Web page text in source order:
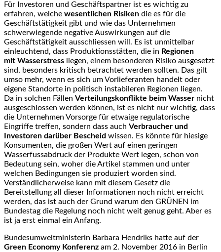
Für Investoren und Geschäftspartner ist es wichtig zu
erfahren, welche wesentlichen Risiken die es für die
Geschäftstätigkeit gibt und wie das Unternehmen
schwerwiegende negative Auswirkungen auf die
Geschäftstätigkeit ausschliessen will. Es ist unmittelbar
einleuchtend, dass Produktionsstätten, die in Regionen
mit Wasserstress liegen, einem besonderen Risiko ausgesetzt
sind, besonders kritisch betrachtet werden sollten. Das gilt
umso mehr, wenn es sich um Vorlieferanten handelt oder
eigene Standorte in politisch instabileren Regionen liegen.
Da in solchen Fällen Verteilungskonflikte beim Wasser nicht
ausgeschlossen werden können, ist es nicht nur wichtig, dass
die Unternehmen Vorsorge für etwaige regulatorische
Eingriffe treffen, sondern dass auch Verbraucher und
Investoren darüber Bescheid wissen. Es könnte für hiesige
Konsumenten, die großen Wert auf einen geringen
Wasserfussabdruck der Produkte Wert legen, schon von
Bedeutung sein, woher die Artikel stammen und unter
welchen Bedingungen sie produziert worden sind.
Verständlicherweise kann mit diesem Gesetz die
Bereitstellung all dieser Informationen noch nicht erreicht
werden, das ist auch der Grund warum den GRÜNEN im
Bundestag die Regelung noch nicht weit genug geht. Aber es
ist ja erst einmal ein Anfang.
Bundesumweltministerin Barbara Hendriks hatte auf der
Green Economy Konferenz am 2. November 2016 in Berlin